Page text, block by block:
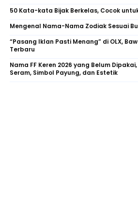
50 Kata-kata Bijak Berkelas, Cocok
Mengenal Nama-Nama Zodiak Sesuai
“Pasang Iklan Pasti Menang” di OLX,
Terbaru
Nama FF Keren 2026 yang Belum
Seram, Simbol Payung, dan Estetik